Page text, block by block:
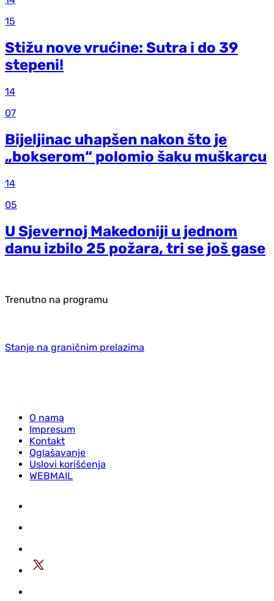
15
Stižu nove vrućine: Sutra i do 39
stepeni!
14
07
Bijeljinac uhapšen nakon što je
„bokserom“ polomio šaku muškarcu
14
05
U Sjevernoj Makedoniji u jednom
danu izbilo 25 požara, tri se još gase
Trenutno na programu
Stanje na graničnim prelazima
O nama
Impresum
Kontakt
Oglašavanje
Uslovi korišćenja
WEBMAIL